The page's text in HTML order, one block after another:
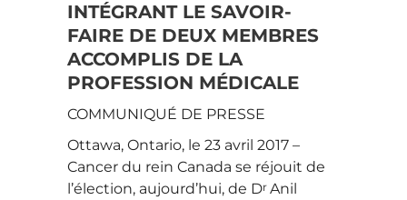
INTÉGRANT LE SAVOIR-
FAIRE DE DEUX MEMBRES
ACCOMPLIS DE LA
PROFESSION MÉDICALE
COMMUNIQUÉ DE PRESSE
Ottawa, Ontario, le 23 avril 2017 –
Cancer du rein Canada se réjouit de
l’élection, aujourd’hui, de Dr Anil